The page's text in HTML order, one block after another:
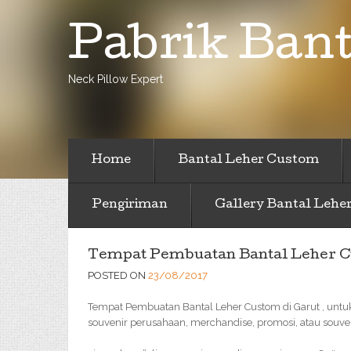
Pabrik
Neck Pillow Expert
Home Bantal Leher Custom
Pengiriman Gallery Bantal
Tempat Pembuatan Bantal Leher
POSTED ON 23/08/2017
Tempat Pembuatan Bantal Leher Custom di Garut ,
souvenir perusahaan, merchandise, promosi, atau